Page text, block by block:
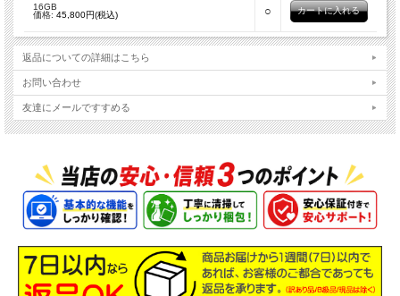
16GB
価格: 45,800円(税込) ○
返品についての詳細はこちら
お問い合わせ
友達にメールですすめる